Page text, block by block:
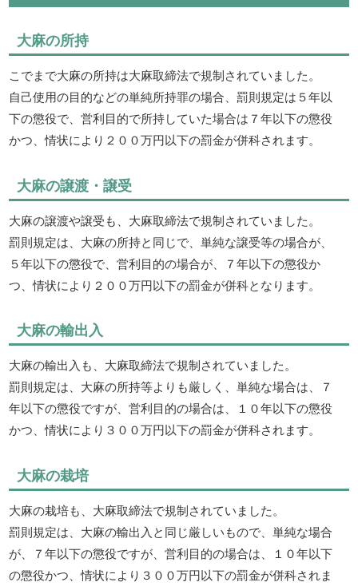
大麻の所持
こでまで大麻の所持は大麻取締法で規制されていました。
自己使用の目的などの単純所持罪の場合、罰則規定は５年以
下の懲役で、営利目的で所持していた場合は７年以下の懲役
かつ、情状により２００万円以下の罰金が併科されます。
大麻の譲渡・譲受
大麻の譲渡や譲受も、大麻取締法で規制されていました。
罰則規定は、大麻の所持と同じで、単純な譲受等の場合が、
５年以下の懲役で、営利目的の場合が、７年以下の懲役か
つ、情状により２００万円以下の罰金が併科となります。
大麻の輸出入
大麻の輸出入も、大麻取締法で規制されていました。
罰則規定は、大麻の所持等よりも厳しく、単純な場合は、７
年以下の懲役ですが、営利目的の場合は、１０年以下の懲役
かつ、情状により３００万円以下の罰金が併科されます。
大麻の栽培
大麻の栽培も、大麻取締法で規制されていました。
罰則規定は、大麻の輸出入と同じ厳しいもので、単純な場合
が、７年以下の懲役ですが、営利目的の場合は、１０年以下
の懲役かつ、情状により３００万円以下の罰金が併科されま